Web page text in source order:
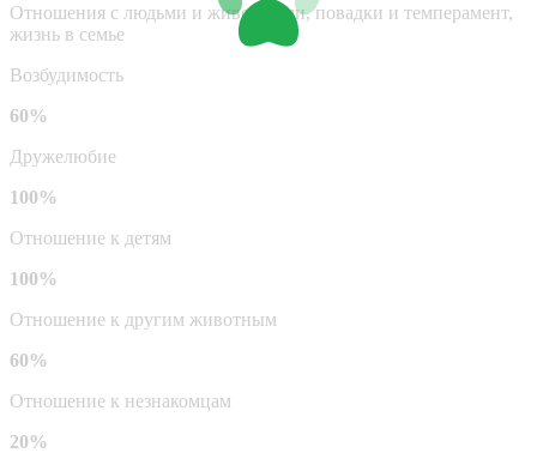
Отношения с людьми и животными, повадки и темперамент,
жизнь в семье
Возбудимость
60%
Дружелюбие
100%
Отношение к детям
100%
Отношение к другим животным
60%
Отношение к незнакомцам
20%